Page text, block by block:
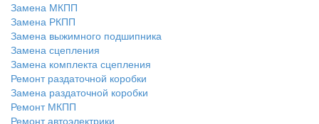
Замена МКПП
Замена РКПП
Замена выжимного подшипника
Замена сцепления
Замена комплекта сцепления
Ремонт раздаточной коробки
Замена раздаточной коробки
Ремонт МКПП
Ремонт автоэлектрики